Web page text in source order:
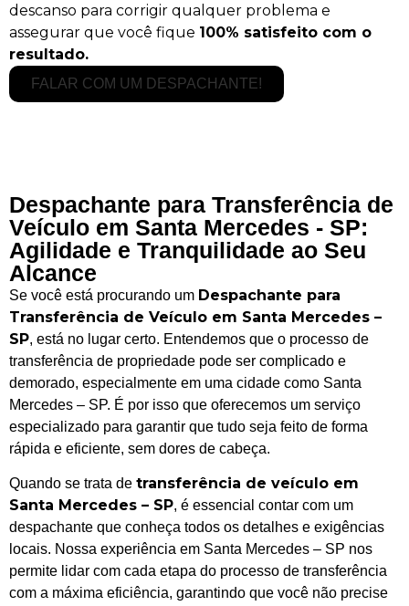
descanso para corrigir qualquer problema e
assegurar que você fique 100% satisfeito com o
resultado.
FALAR COM UM DESPACHANTE!
Despachante para Transferência de
Veículo em Santa Mercedes - SP:
Agilidade e Tranquilidade ao Seu
Alcance
Se você está procurando um Despachante para
Transferência de Veículo em Santa Mercedes –
SP, está no lugar certo. Entendemos que o processo de
transferência de propriedade pode ser complicado e
demorado, especialmente em uma cidade como Santa
Mercedes – SP. É por isso que oferecemos um serviço
especializado para garantir que tudo seja feito de forma
rápida e eficiente, sem dores de cabeça.
Quando se trata de transferência de veículo em
Santa Mercedes – SP, é essencial contar com um
despachante que conheça todos os detalhes e exigências
locais. Nossa experiência em Santa Mercedes – SP nos
permite lidar com cada etapa do processo de transferência
com a máxima eficiência, garantindo que você não precise